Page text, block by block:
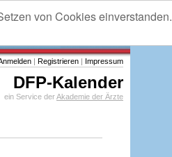
von Cookies einverstanden.
| Registrieren | Impressum
DFP-Kalender
ein Service derAkademie der Ärzte